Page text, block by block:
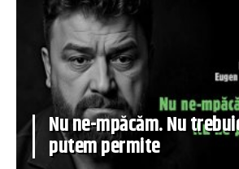
Nu ne-mpăcăm. Nu
putem permite